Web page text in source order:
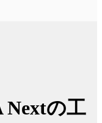
Nextの工